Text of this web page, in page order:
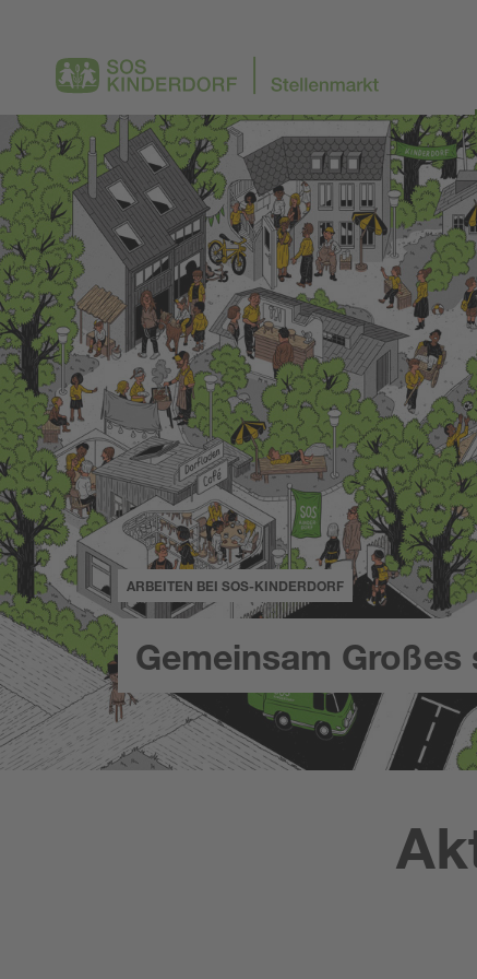
ARBEITEN BEI SOS-KINDERDORF
Gemeinsam Großes